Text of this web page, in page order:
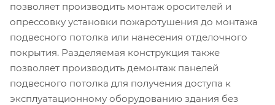
позволяет производить монтаж оросителей и
опрессовку установки пожаротушения до монтажа
подвесного потолка или нанесения отделочного
покрытия. Разделяемая конструкция также
позволяет производить демонтаж панелей
подвесного потолка для получения доступа к
эксплуатационному оборудованию здания без